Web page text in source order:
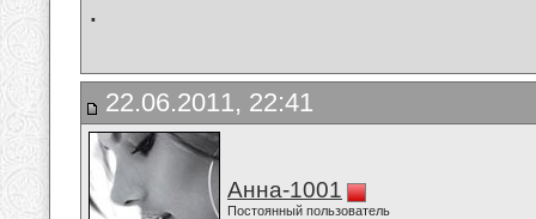
.
22.06.2011, 22:41
Анна-1001
Постоянный пользователь